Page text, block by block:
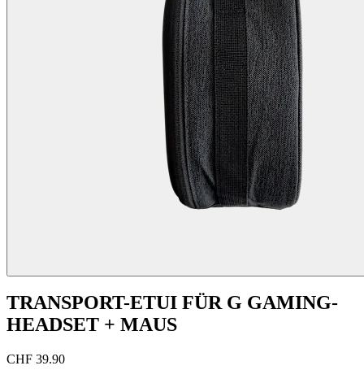
TRANSPORT-ETUI FÜR G GAMING-
HEADSET + MAUS
CHF 39.90